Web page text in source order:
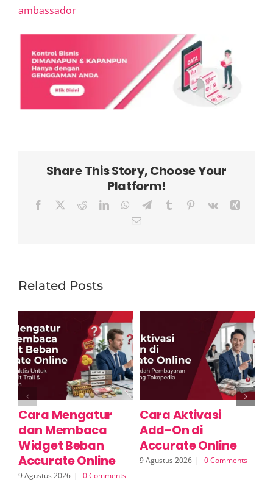
ambassador
Share This Story, Choose Your
Platform!
Facebook RedditLinkedInWhatsApp
TelegramTumblr Pinterest
Vk
Email
Related Posts
Cara Mengatur
dan Membaca
Widget Beban
Accurate Online
9 Agustus 2026 | 0 Comments
Cara Aktivasi
Add-On di
Accurate Online
9 Agustus 2026 | 0 Comments